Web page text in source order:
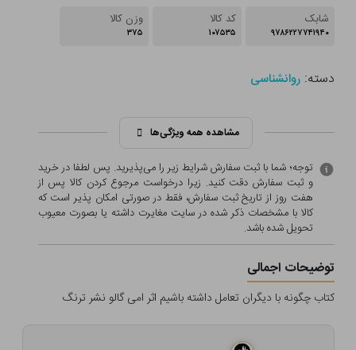
شابک
۹۷۸۶۲۲۷۷۴۱۹۴۰
کد کالا
۱۰۷۵۳۵
وزن کالا
۳۷۵
دسته:روانشناسی
مشاهده همه ویژگی‌ها
توجه؛ شما با ثبت سفارش شرایط زیر را می‌پذیرید. پس لطفا در خرید
و ثبت سفارش دقت کنید. زیرا درخواست مرجوع کردن کالا پس از
هفت روز از تاریخ ثبت سفارش، فقط در صورتی امکان پذیر است که
کالا با مشخصات ذکر شده در سایت مغایرت داشته یا بصورت معيوب
تحویل شده باشد.
توضیحات اجمالی
کتاب چگونه با دیگران تعامل داشته باشیم اثر امی گالو نشر ترنگ